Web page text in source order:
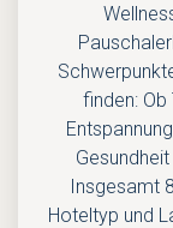
finden:
Insgesamt
Hoteltyp und